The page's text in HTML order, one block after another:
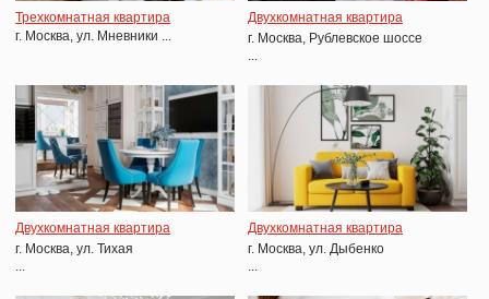
Трехкомнатная квартира
г. Москва, ул. Мневники ...
Двухкомнатная квартира
г. Москва, Рублевское шоссе
...
Двухкомнатная квартира
г. Москва, ул. Тихая
...
Двухкомнатная квартира
г. Москва, ул. Дыбенко
...